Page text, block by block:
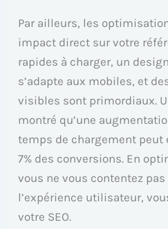
Par ailleurs, les
impact direct sur votre
rapides à charger, un
s’adapte aux mobiles, et
visibles sont primordiaux.
montré qu’une
temps de chargement peut
7% des conversions. En
vous ne vous contentez pas
l’expérience utilisateur,
votre SEO.